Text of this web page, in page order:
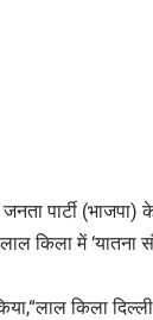
पार्टी
किला में ‘यातना
किला